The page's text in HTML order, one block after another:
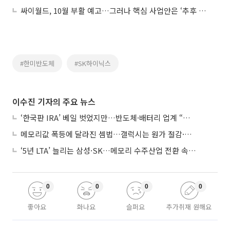
싸이월드, 10월 부활 예고…그러나 핵심 사업안은 ‘추후 공개’
#한미반도체 #SK하이닉스
이수진 기자의 주요 뉴스
‘한국판 IRA’ 베일 벗었지만…반도체·배터리 업계 “시행령이 관건”
메모리값 폭등에 달라진 셈법…갤럭시는 원가 절감·아이폰은 서비스 확대
‘5년 LTA’ 늘리는 삼성·SK…메모리 수주산업 전환 속 다른 셈법
좋아요
0
화나요
0
슬퍼요
0
추가취재 원해요
0